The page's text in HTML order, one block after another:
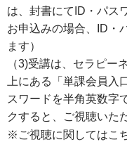
は、封書にてID・パス
お申込みの場合、ID・
ます）
（3)受講は、セラピー
上にある「単課会員
スワードを半角英数字
クすると、ご視聴いた
※ご視聴に関してはこ